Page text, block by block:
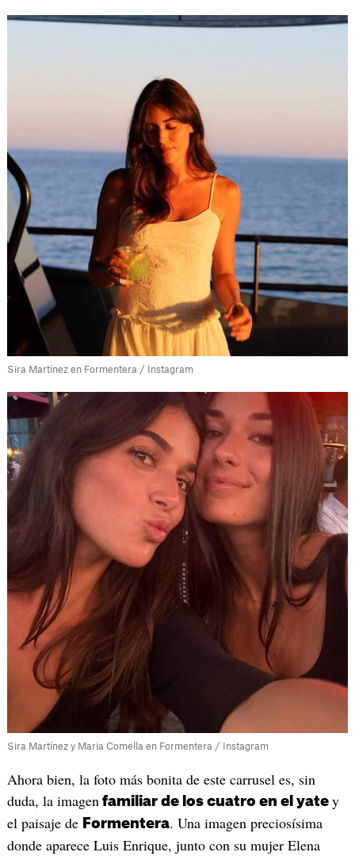
Sira Martínez en Formentera / Instagram
Sira Martínez y Maria Comella en Formentera / Instagram
Ahora bien, la foto más bonita de este carrusel es, sin
duda, la imagen familiar de los cuatro en el yate y
el paisaje de Formentera. Una imagen preciosísima
donde aparece Luis Enrique, junto con su mujer Elena